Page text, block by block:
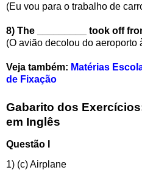
(Eu vou para o trabalho de
8) The _________ took off
(O avião decolou do aeroporto
Veja também: Matérias
de Fixação
Gabarito dos
em Inglês
Questão I
1) (c) Airplane